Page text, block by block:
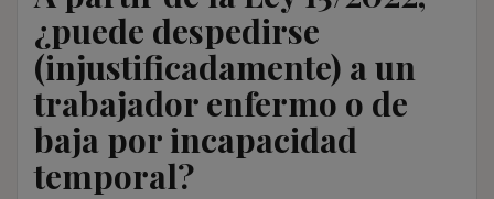
¿puede despedirse
(injustificadamente) a un
trabajador enfermo o de
baja por incapacidad
temporal?